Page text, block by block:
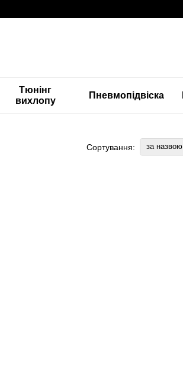
Тюнінг
вихлопу
Пневмопідвіска
Сортування: за назвою